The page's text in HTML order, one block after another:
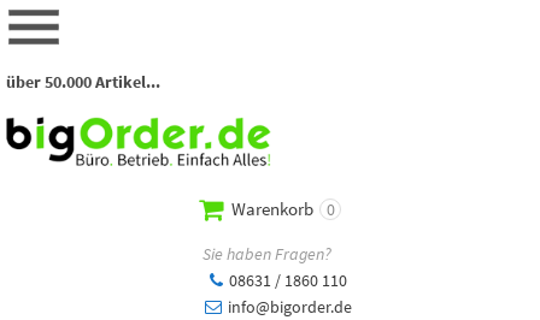
über 50.000 Artikel...
Warenkorb 0
Sie haben Fragen?
08631 / 1860 110
info@bigorder.de